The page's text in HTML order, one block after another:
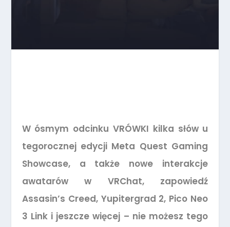
W ósmym odcinku VRÓWKI kilka słów u
tegorocznej edycji Meta Quest Gaming
Showcase, a także nowe interakcje
awatarów w VRChat, zapowiedź
Assasin’s Creed, Yupitergrad 2, Pico Neo
3 Link i jeszcze więcej – nie możesz tego